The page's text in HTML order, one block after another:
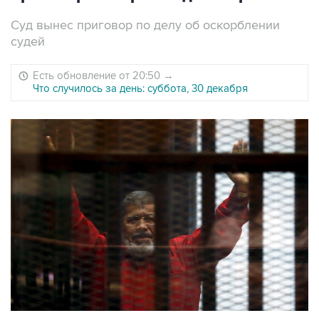
Суд вынес приговор по делу об оскорблении
судей
Есть обновление от 20:50 →
Что случилось за день: суббота, 30 декабря